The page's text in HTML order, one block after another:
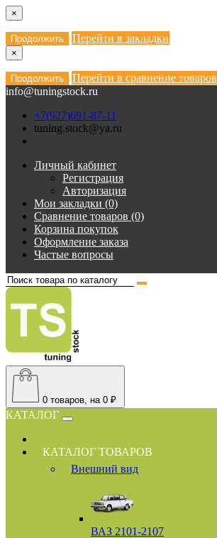
×
Продолжить Перейти в закладки
×
Продолжить
Перейти в сравнение товаров
info@tuningstock.ru
+7(927)691-87-11
tuning.stock@ya.ru
Личный кабинет
Регистрация
Авторизация
Мои закладки (0)
Сравнение товаров (0)
Корзина покупок
Оформление заказа
Частые вопросы
0 товаров, на 0 ₽
КАТАЛОГ
КАТАЛОГ ТОВАРОВ
Внешний вид
ВАЗ 2101-2107